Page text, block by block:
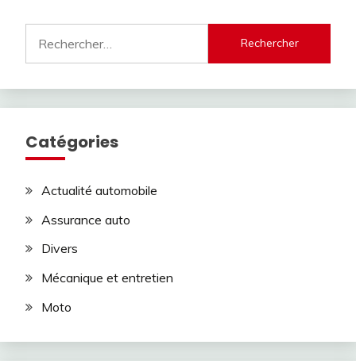
Catégories
Actualité automobile
Assurance auto
Divers
Mécanique et entretien
Moto